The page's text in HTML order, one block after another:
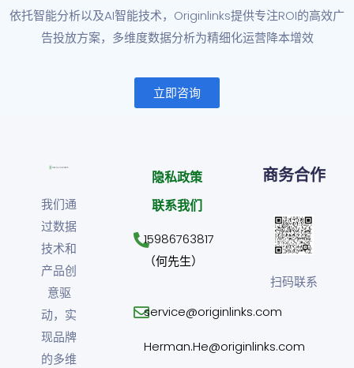
依托智能分析以及AI智能技术，Originlinks提供专注ROI的高效广
告投放方案，多维度数据分析为精细化运营降本增效
立即咨询
我们通
过数据
技术和
产品创
意驱
动，实
现品牌
的多维
隐私政策
联系我们
15986763817
（何先生）
service@originlinks.com
Herman.He@originlinks.com
商务合作
扫码联系